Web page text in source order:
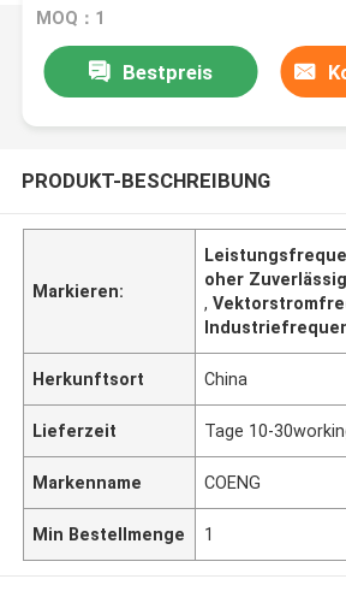
Anwendungen
MOQ：1
Bestpreis
PRODUKT-BESCHREIBUNG
Markieren:
oher
,
Herkunftsort China
Lieferzeit Tage 10-
Markenname COENG
Min Bestellmenge 1